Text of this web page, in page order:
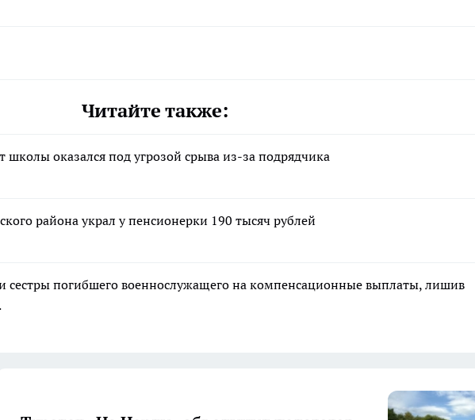
Читайте также:
школы оказался под угрозой срыва из-за подрядчика
района украл у пенсионерки 190 тысяч рублей
сестры погибшего военнослужащего на компенсационные выплаты, лишив